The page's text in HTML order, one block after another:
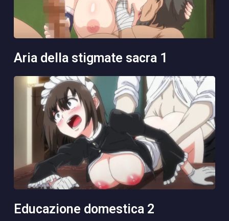
aria della stigmate sacra 1
educazione domestica 2